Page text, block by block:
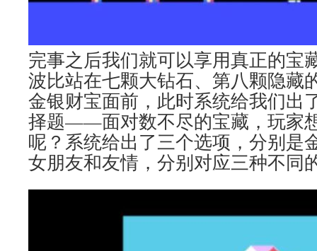
完事之后我们就可以享用真正的宝
波比站在七颗大钻石、第八颗隐藏
金银财宝面前，此时系统给我们出
择题——面对数不尽的宝藏，玩家
呢？系统给出了三个选项，分别是
女朋友和友情，分别对应三种不同